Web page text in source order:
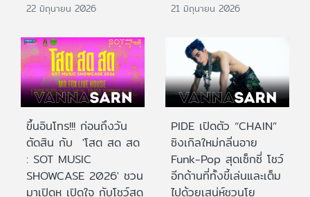
22 มิถุนายน 2026 21 มิถุนายน 2026
ขึ้นอินโทร!!! ก่อนถึงวัน
ตัดสิน กับ 'โสต สด สด
: SOT MUSIC
SHOWCASE 2026' ชวน
มาเปิดหู เปิดใจ กับโชว์สด
PIDE เปิดตัว “CHAIN”
ซิงเกิลใหม่กลิ่นอาย
Funk-Pop สุดเซ็กซี่ โชว์
อีกด้านที่ทั้งขี้เล่นและเต็ม
ไปด้วยเสน่ห์ชวนโย